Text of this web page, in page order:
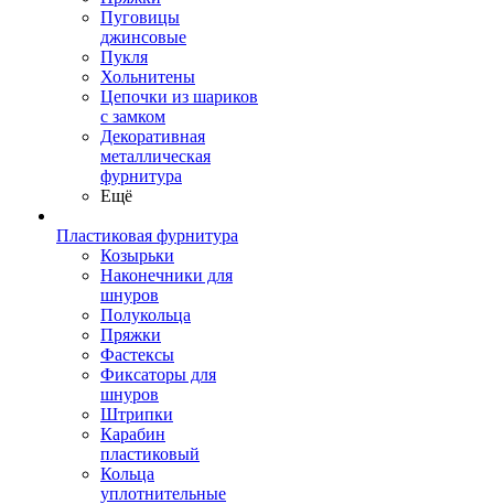
Пуговицы
джинсовые
Пукля
Хольнитены
Цепочки из шариков
с замком
Декоративная
металлическая
фурнитура
Ещё
Пластиковая фурнитура
Козырьки
Наконечники для
шнуров
Полукольца
Пряжки
Фастексы
Фиксаторы для
шнуров
Штрипки
Карабин
пластиковый
Кольца
уплотнительные